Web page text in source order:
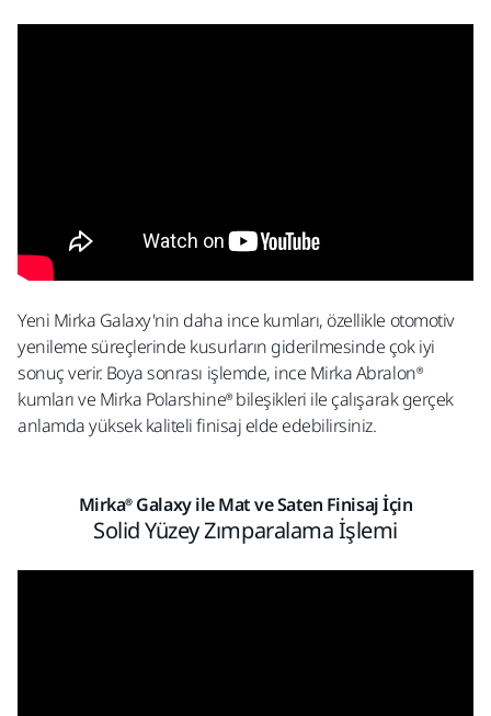
Yeni Mirka Galaxy'nin daha ince kumları, özellikle otomotiv
yenileme süreçlerinde kusurların giderilmesinde çok iyi
sonuç verir. Boya sonrası işlemde, ince Mirka Abralon®
kumları ve Mirka Polarshine® bileşikleri ile çalışarak gerçek
anlamda yüksek kaliteli finisaj elde edebilirsiniz.
Mirka® Galaxy ile Mat ve Saten Finisaj İçin
Solid Yüzey Zımparalama İşlemi